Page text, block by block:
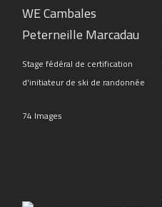
WE Cambales
Peterneille Marcadau
Stage fédéral de certification
d'initiateur de ski de randonnée
74 Images